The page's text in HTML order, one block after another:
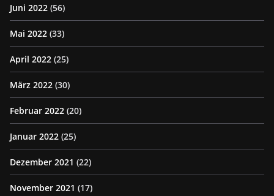
Juni 2022 (56)
Mai 2022 (33)
April 2022 (25)
März 2022 (30)
Februar 2022 (20)
Januar 2022 (25)
Dezember 2021 (22)
November 2021 (17)